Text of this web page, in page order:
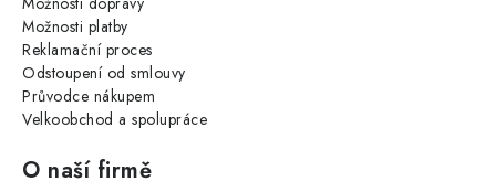
Možnosti platby
Reklamační proces
Odstoupení od smlouvy
Průvodce nákupem
Velkoobchod a spolupráce
O naší firmě